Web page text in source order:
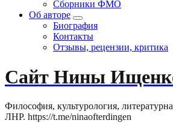
Сборники ФМО
Об авторе
Биография
Контакты
Отзывы, рецензии, критика
Сайт Нины
Философия, культурология,
ЛНР. https://t.me/ninaofterdingen